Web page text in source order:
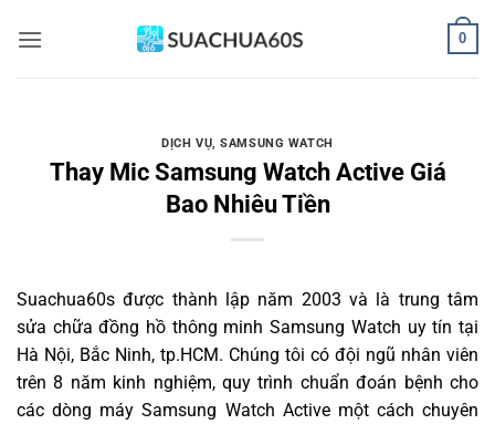
qua
0
DỊCH VỤ,SAMSUNG WATCH
Thay Mic Samsung Watch Active Giá
Bao Nhiêu Tiền
Suachua60s được thành lập năm 2003 và là trung tâm
sửa chữa đồng hồ thông minh Samsung Watch uy tín tại
Hà Nội, Bắc Ninh, tp.HCM. Chúng tôi có đội ngũ nhân viên
trên 8 năm kinh nghiệm, quy trình chuẩn đoán bệnh cho
các dòng máy Samsung Watch Active một cách chuyên